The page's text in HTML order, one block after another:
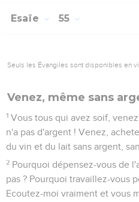
Esaïe 55
Seuls les Évangiles sont disponibles en
Venez, même sans
1 Vous tous qui avez soif,
n'a pas d'argent ! Venez,
du vin et du lait sans argent,
2 Pourquoi dépensez-vous de
pas ? Pourquoi travaillez-vous
Ecoutez-moi vraiment et vous